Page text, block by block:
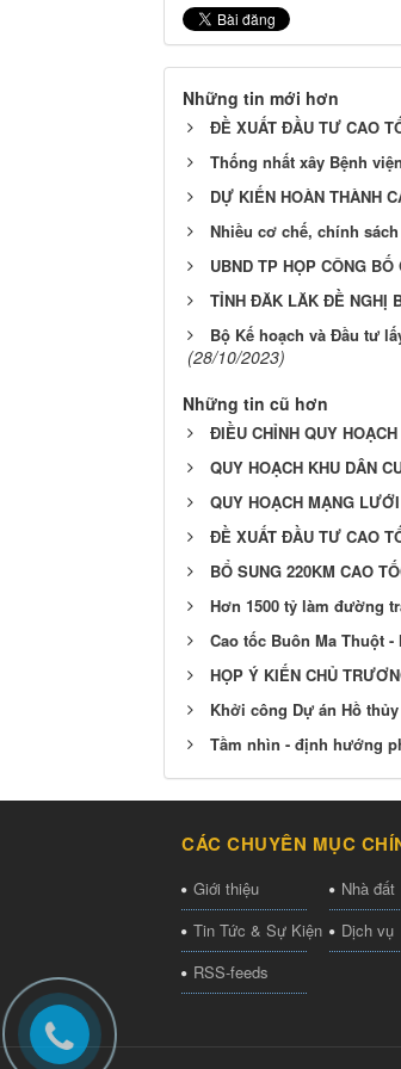
Những tin mới hơn
ĐỀ XUẤT ĐẦU TƯ CAO
Thống nhất xây Bệnh
DỰ KIẾN HOÀN THÀNH
Nhiều cơ chế, chính
UBND TP HỌP CÔNG
TỈNH ĐĂK LĂK ĐỀ NGHỊ
Bộ Kế hoạch và Đầu tư
(28/10/2023)
Những tin cũ hơn
ĐIỀU CHỈNH QUY
QUY HOẠCH KHU DÂN
QUY HOẠCH MẠNG
ĐỀ XUẤT ĐẦU TƯ CAO
BỔ SUNG 220KM CAO
Hơn 1500 tỷ làm đường
Cao tốc Buôn Ma Thuột
HỌP Ý KIẾN CHỦ
Khởi công Dự án Hồ
Tầm nhìn - định hướng
CÁC CHUYÊN MỤC
Giới thiệu
Nhà đất
Tin Tức & Sự Kiện
Dịch vụ
RSS-feeds